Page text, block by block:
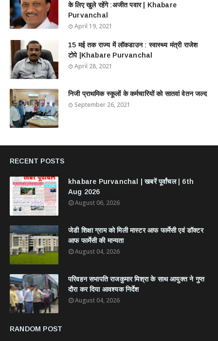
के लिए खुले रहेंगे :अजीत पवार | Khabare
Purvanchal
April 19, 2021
15 मई तक राज्य में लॉकडाउन : स्वास्थ्य मंत्री राजेश
टोपे |Khabare Purvanchal
April 28, 2021
निजी प्राथमिक स्कूलों के कर्मचारियों को सातवां वेतन जल्द
September 26, 2021
RECENT POSTS
khabare Purvanchal | खबरें पूर्वांचल | 6th
Aug 2026
August 06, 2026
जेडी शिक्षा ग्राम को मिली मास्टर आफ फार्मेसी एवं डॉक्टर
आफ फार्मेसी की मान्यता
August 04, 2026
परिवहन सभापति राजकुमार मिश्रा के साथ आयुक्त ने गुप्त
दौरा कर दिया आवश्यक निर्देश
August 04, 2026
RANDOM POST